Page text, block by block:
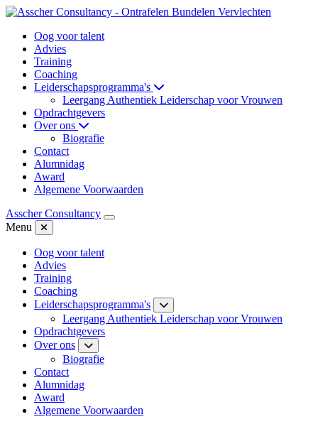
Oog voor talent
Advies
Training
Coaching
Leiderschapsprogramma's
Leergang Authentiek Leiderschap voor Vrouwen
Opdrachtgevers
Over ons
Biografie
Contact
Alumnidag
Award
Algemene Voorwaarden
Asscher Consultancy
Menu
Oog voor talent
Advies
Training
Coaching
Leiderschapsprogramma's
Leergang Authentiek Leiderschap voor Vrouwen
Opdrachtgevers
Over ons
Biografie
Contact
Alumnidag
Award
Algemene Voorwaarden